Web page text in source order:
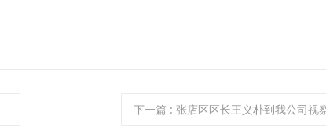
下一篇 : 张店区区长王义朴到我公司视